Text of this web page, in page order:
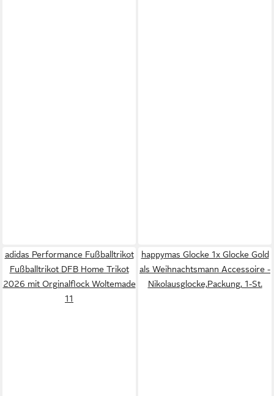
adidas Performance Fußballtrikot
Fußballtrikot DFB Home Trikot
2026 mit Orginalflock Woltemade
11
happymas Glocke 1x Glocke Gold
als Weihnachtsmann Accessoire -
Nikolausglocke,Packung, 1-St.